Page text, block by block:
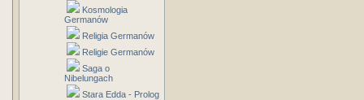
Kosmologia
Germanów
Religia Germanów
Religie Germanów
Saga o
Nibelungach
Stara Edda - Prolog